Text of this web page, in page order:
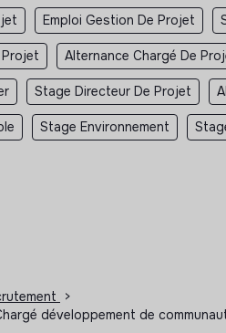
Emploi Gestion De Projet
Alternance Chargé De
Stage Directeur De Projet
Stage Environnement
>
développement de